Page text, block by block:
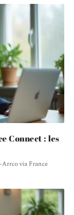
Connect : les
via France